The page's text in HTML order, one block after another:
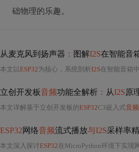
础物理的乐趣。
从麦克风到扬声器 ： 图解I2S在智能音
本文以ESP32为核心，系统剖析I2S在智能音箱
立创开发板音频功能全解析 ： 从I2S原
本文详解基于立创开发板的ESP32C3嵌入式音频
ESP32网络音频流式播放与I2S采样率
本文深入探讨ESP32在MicroPython环境下实现